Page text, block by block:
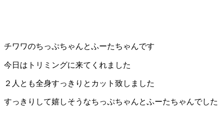
チワワのちっぷちゃんとふーたちゃんです
今日はトリミングに来てくれました
２人とも全身すっきりとカット致しました
すっきりして嬉しそうなちっぷちゃんとふーたちゃんでした